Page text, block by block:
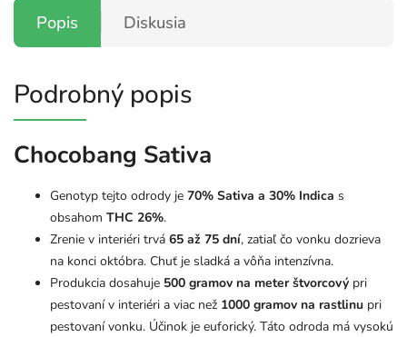
Popis Diskusia
Podrobný popis
Chocobang Sativa
Genotyp tejto odrody je 70% Sativa a 30% Indica s
obsahom THC 26%.
Zrenie v interiéri trvá 65 až 75 dní, zatiaľ čo vonku dozrieva
na konci októbra. Chuť je sladká a vôňa intenzívna.
Produkcia dosahuje 500 gramov na meter štvorcový pri
pestovaní v interiéri a viac než 1000 gramov na rastlinu pri
pestovaní vonku. Účinok je euforický. Táto odroda má vysokú